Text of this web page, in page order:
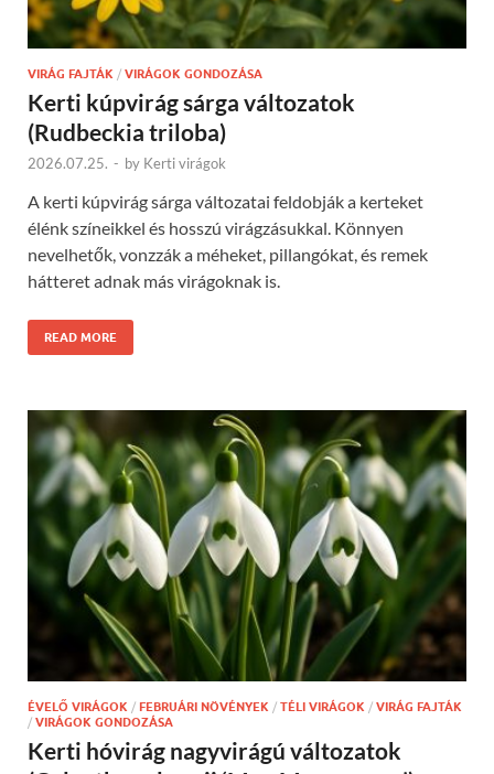
VIRÁG FAJTÁK / VIRÁGOK GONDOZÁSA
Kerti kúpvirág sárga változatok
(Rudbeckia triloba)
2026.07.25. - by Kerti virágok
A kerti kúpvirág sárga változatai feldobják a kerteket
élénk színeikkel és hosszú virágzásukkal. Könnyen
nevelhetők, vonzzák a méheket, pillangókat, és remek
hátteret adnak más virágoknak is.
READ MORE
ÉVELŐ VIRÁGOK / FEBRUÁRI NÖVÉNYEK / TÉLI VIRÁGOK / VIRÁG FAJTÁK
/ VIRÁGOK GONDOZÁSA
Kerti hóvirág nagyvirágú változatok